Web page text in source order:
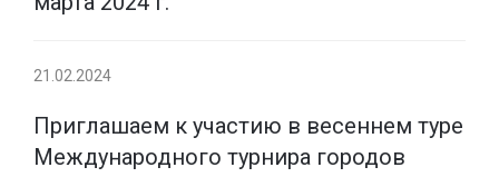
21.02.2024
Приглашаем к участию в весеннем туре
Международного турнира городов